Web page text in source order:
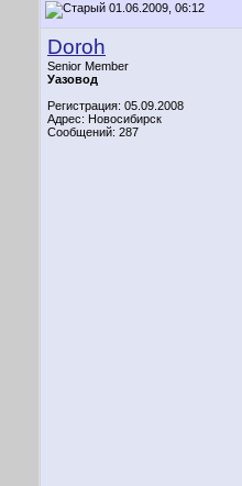
01.06.2009, 06:12
Doroh
Senior Member
Уазовод
Регистрация: 05.09.2008
Адрес: Новосибирск
Сообщений: 287